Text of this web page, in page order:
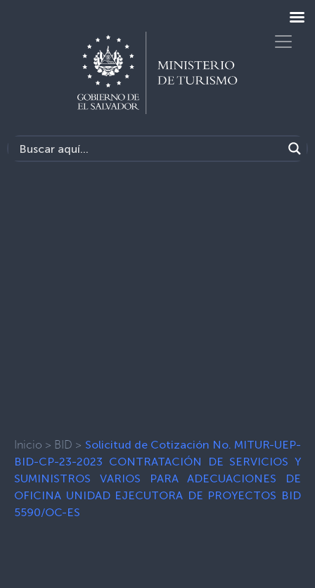
Inicio > BID > Solicitud de Cotización No. MITUR-UEP-
BID-CP-23-2023 CONTRATACIÓN DE SERVICIOS Y
SUMINISTROS VARIOS PARA ADECUACIONES DE
OFICINA UNIDAD EJECUTORA DE PROYECTOS BID
5590/OC-ES